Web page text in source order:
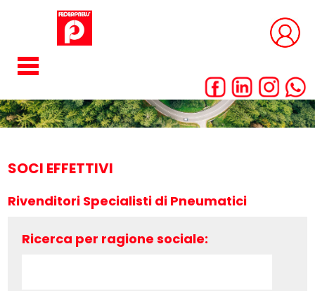
SOCI EFFETTIVI
Rivenditori Specialisti di Pneumatici
Ricerca per ragione sociale: